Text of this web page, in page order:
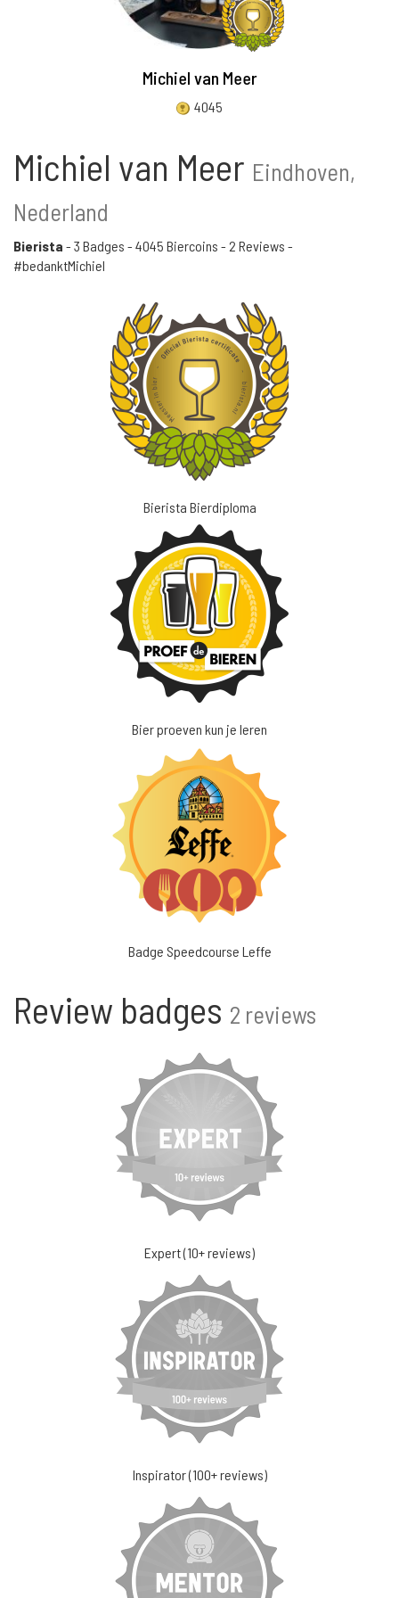
Michiel van Meer
4045
Michiel van Meer Eindhoven,
Nederland
Bierista - 3 Badges - 4045 Biercoins - 2 Reviews -
#bedanktMichiel
Bierista Bierdiploma
Bier proeven kun je leren
Badge Speedcourse Leffe
Review badges 2 reviews
Expert (10+ reviews)
Inspirator (100+ reviews)